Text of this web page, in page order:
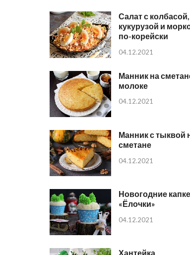
Салат с колбасой,
кукурузой и
по-корейски
04.12.2021
Манник на
молоке
04.12.2021
Манник с тыквой
сметане
04.12.2021
Новогодние
«Ёлочки»
04.12.2021
Хантейка